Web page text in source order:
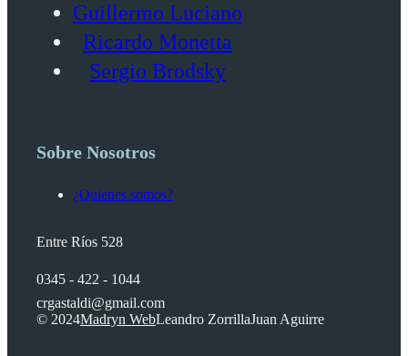
Guillermo Luciano
Ricardo Monetta
Sergio Brodsky
Sobre Nosotros
¿Quienes somos?
Entre Ríos 528
0345 - 422 - 1044
crgastaldi@gmail.com
© 2024Madryn WebLeandro ZorrillaJuan Aguirre